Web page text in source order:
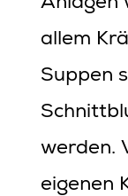
Anlagen
allem
Suppen
werden.
eigenen